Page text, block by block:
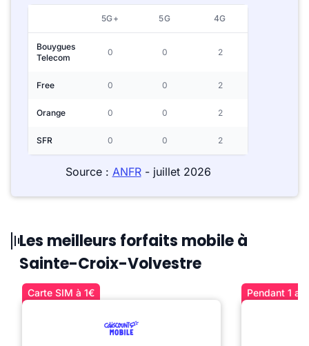
5G+ 5G 4G
Bouygues
Telecom
0 0 2
Free 0 0 2
Orange 0 0 2
SFR 0 0 2
Source : ANFR- juillet 2026
Les meilleurs forfaits mobile à
Sainte-Croix-Volvestre
Carte SIM à 1€ Pendant 1